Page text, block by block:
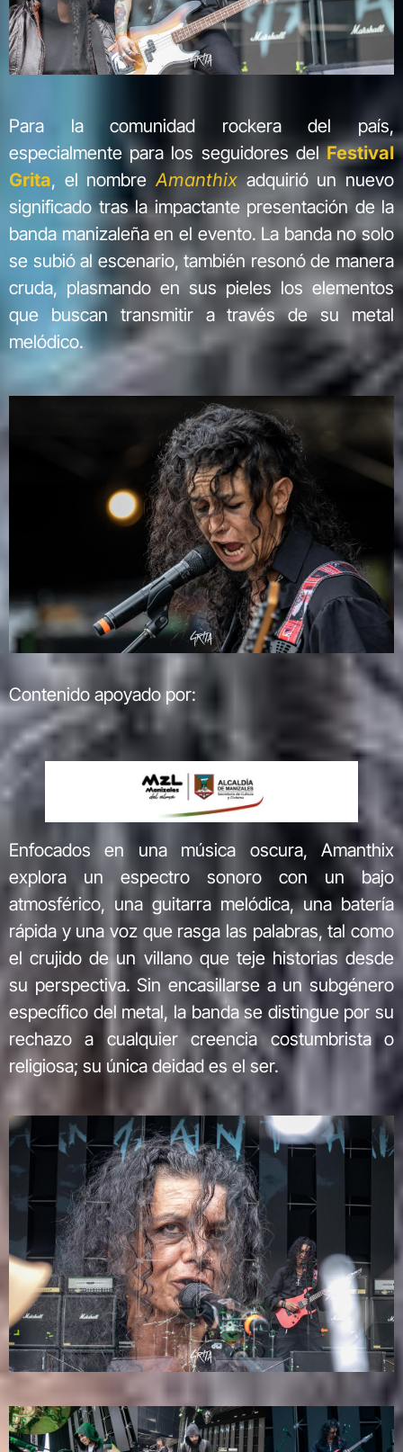
Para la comunidad rockera del país,
especialmente para los seguidores delFestival
Grita, el nombreAmanthix adquirió un nuevo
significado tras la impactante presentación de la
banda manizaleña en el evento. La banda no solo
se subió al escenario, también resonó de manera
cruda, plasmando en sus pieles los elementos
que buscan transmitir a través de su metal
melódico.
Contenido apoyado por:
Enfocados en una música oscura, Amanthix
explora un espectro sonoro con un bajo
atmosférico, una guitarra melódica, una batería
rápida y una voz que rasga las palabras, tal como
el crujido de un villano que teje historias desde
su perspectiva. Sin encasillarse a un subgénero
específico del metal, la banda se distingue por su
rechazo a cualquier creencia costumbrista o
religiosa; su única deidad es el ser.